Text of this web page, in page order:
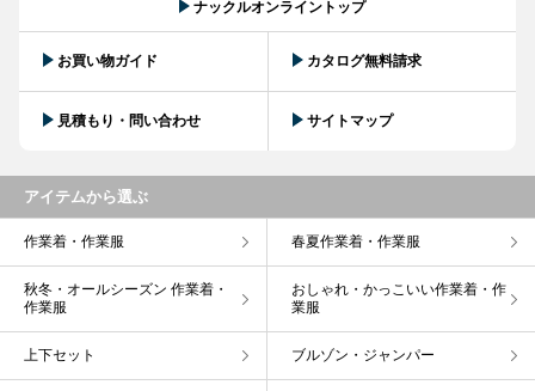
ナックルオンライントップ
お買い物ガイド カタログ無料請求
見積もり・問い合わせ サイトマップ
アイテムから選ぶ
作業着・作業服 春夏作業着・作業服
秋冬・オールシーズン 作業着・
作業服
おしゃれ・かっこいい作業着・作
業服
上下セット ブルゾン・ジャンパー